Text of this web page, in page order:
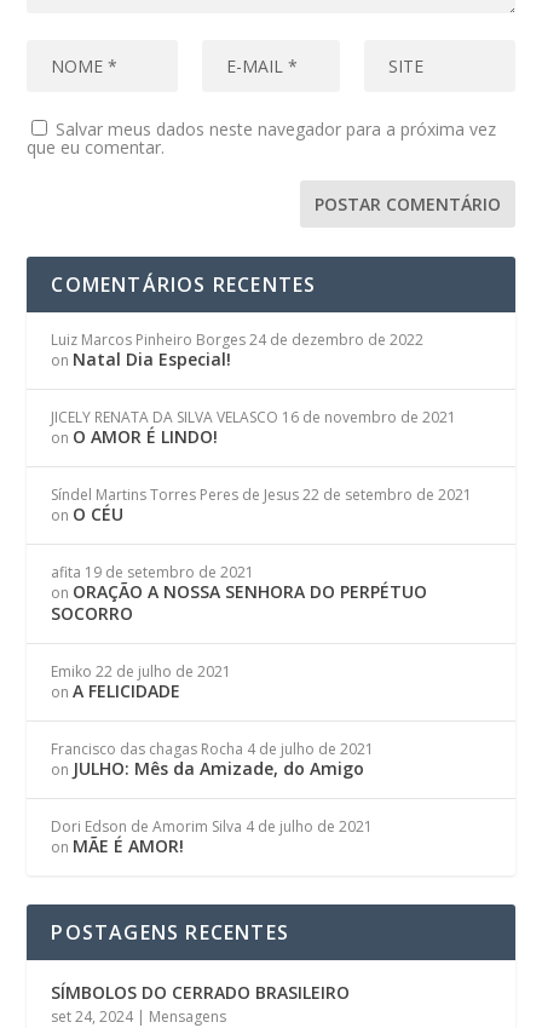
Salvar meus dados neste navegador para a próxima vez
que eu comentar.
COMENTÁRIOS RECENTES
Luiz Marcos Pinheiro Borges 24 de dezembro de 2022
on Natal Dia Especial!
JICELY RENATA DA SILVA VELASCO 16 de novembro de 2021
on O AMOR É LINDO!
Síndel Martins Torres Peres de Jesus 22 de setembro de 2021
on O CÉU
afita 19 de setembro de 2021
on ORAÇÃO A NOSSA SENHORA DO PERPÉTUO
SOCORRO
Emiko 22 de julho de 2021
onA FELICIDADE
Francisco das chagas Rocha 4 de julho de 2021
on JULHO: Mês da Amizade, do Amigo
Dori Edson de Amorim Silva 4 de julho de 2021
on MÃE É AMOR!
POSTAGENS RECENTES
SÍMBOLOS DO CERRADO BRASILEIRO
set 24, 2024| Mensagens